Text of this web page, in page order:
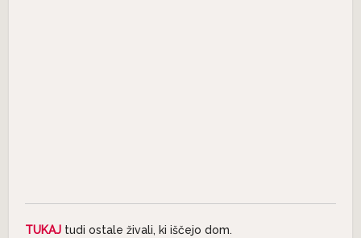
TUKAJ tudi ostale živali, ki iščejo dom.